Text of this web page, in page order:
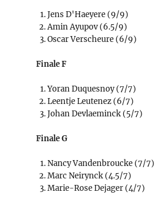
Jens D'Haeyere (9/9)
Amin Ayupov (6.5/9)
Oscar Verscheure (6/9)
Finale F
Yoran Duquesnoy (7/7)
Leentje Leutenez (6/7)
Johan Devlaeminck (5/7)
Finale G
Nancy Vandenbroucke (7/7)
Marc Neirynck (4.5/7)
Marie-Rose Dejager (4/7)